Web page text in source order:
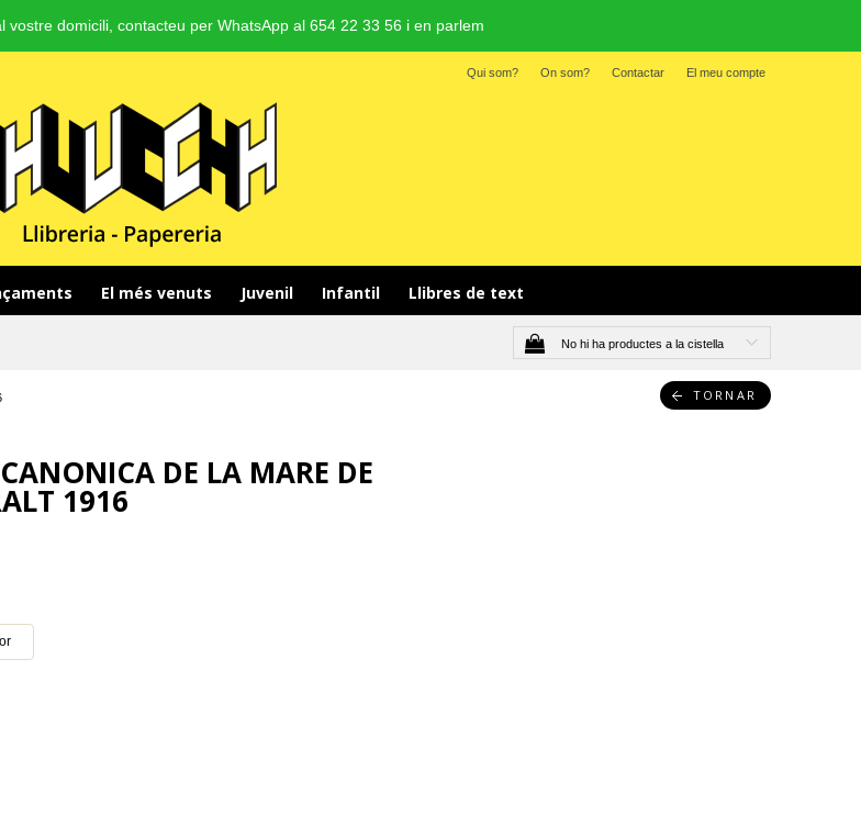
vostre domicili, contacteu per WhatsApp al 654 22 33 56 i en parlem
Qui som? On som? Contactar El meu compte
El més venuts Juvenil Infantil Llibres de text
No hi ha productes a la cistella
TORNAR
DE LA MARE DE
1916